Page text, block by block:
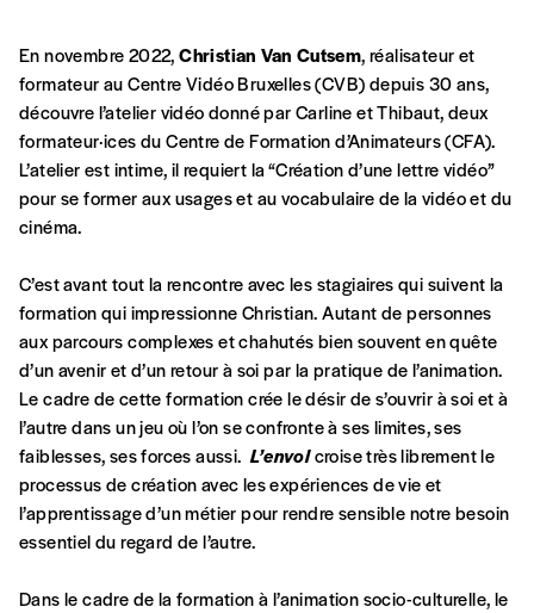
Se connecter
CONNEXION
Mot de passe oublié?
Créer un
compte
Formulaire de
commande
A partir de 2021,Imag, le magazine de
l’interculturel,vous est proposé àPRIX LIBRE.
Le prix libre est un mode de fixation du prix
peut être une manière pour lui de payer le prix
qu’il estime juste. Dans l’objectif de rendre nos
activités et publications accessibles, et
d’affirmer notre attachement aux valeurs de
solidarité, nous vous proposons d’estimer
vous-mêmes le coût de notre publication.
Cette valeur peut donc être inférieure, égale
ou supérieure au prix indicatif. De cette
manière, vous soutenez le travail de l’équipe
de rédaction selon vos moyens et vos
En novembre 2022,Christian Van Cutsem, réalisateur et
formateur au Centre Vidéo Bruxelles (CVB) depuis 30 ans,
découvre l’atelier vidéo donné par Carline et Thibaut, deux
formateur·ices du Centre de Formation d’Animateurs (CFA).
L’atelier est intime, il requiert la “Création d’une lettre vidéo”
pour se former aux usages et au vocabulaire de la vidéo et du
cinéma.
C’est avant tout la rencontre avec les stagiaires qui suivent la
formation qui impressionne Christian. Autant de personnes
aux parcours complexes et chahutés bien souvent en quête
d’un avenir et d’un retour à soi par la pratique de l’animation.
Le cadre de cette formation crée le désir de s’ouvrir à soi et à
l’autre dans un jeu où l’on se confronte à ses limites, ses
faiblesses, ses forces aussi.L’envolcroise très librement le
processus de création avec les expériences de vie et
l’apprentissage d’un métier pour rendre sensible notre besoin
essentiel du regard de l’autre.
Dans le cadre de la formation à l’animation socio-culturelle, le